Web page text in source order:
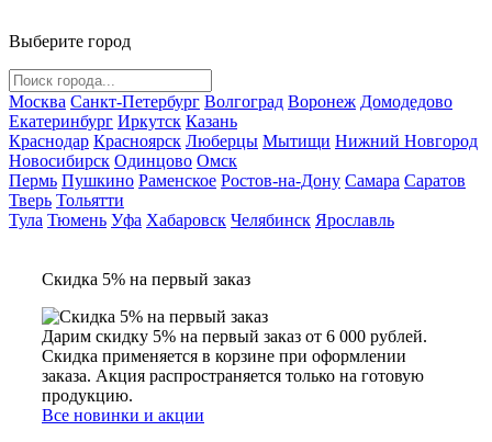
Выберите город
Москва Санкт-Петербург Волгоград Воронеж Домодедово
Екатеринбург Иркутск Казань
Краснодар Красноярск Люберцы Мытищи Нижний Новгород
Новосибирск Одинцово Омск
Пермь Пушкино Раменское Ростов-на-Дону Самара Саратов
Тверь Тольятти
Тула Тюмень Уфа Хабаровск Челябинск Ярославль
Скидка 5% на первый заказ
Дарим скидку 5% на первый заказ от 6 000 рублей.
Скидка применяется в корзине при оформлении
заказа. Акция распространяется только на готовую
продукцию.
Все новинки и акции